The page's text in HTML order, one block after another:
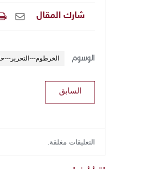
شارك المقال
الوسوم الخرطوم---التحرير---
السابق
التعليقات مغلقة.